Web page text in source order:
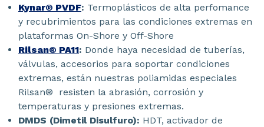
Kynar® PVDF: Termoplásticos de alta perfomance
y recubrimientos para las condiciones extremas en
plataformas On-Shore y Off-Shore
Rilsan® PA11: Donde haya necesidad de tuberías,
válvulas, accesorios para soportar condiciones
extremas, están nuestras poliamidas especiales
Rilsan® resisten la abrasión, corrosión y
temperaturas y presiones extremas.
DMDS (Dimetil Disulfuro): HDT, activador de